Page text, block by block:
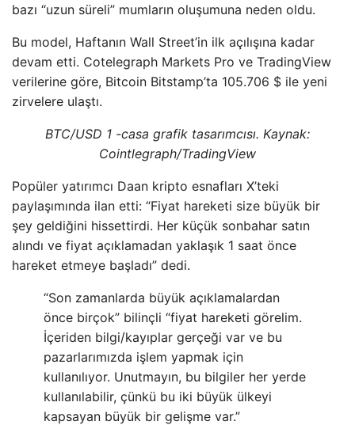
bazı “uzun süreli” mumların oluşumuna neden oldu.
Bu model, Haftanın Wall Street’in ilk açılışına kadar
devam etti. Cotelegraph Markets Pro ve TradingView
verilerine göre, Bitcoin Bitstamp’ta 105.706 $ ile yeni
zirvelere ulaştı.
BTC/USD 1 -casa grafik tasarımcısı. Kaynak:
Cointlegraph/TradingView
Popüler yatırımcı Daan kripto esnafları X’teki
paylaşımında ilan etti: “Fiyat hareketi size büyük bir
şey geldiğini hissettirdi. Her küçük sonbahar satın
alındı ​​ve fiyat açıklamadan yaklaşık 1 saat önce
hareket etmeye başladı” dedi.
“Son zamanlarda büyük açıklamalardan
önce birçok” bilinçli “fiyat hareketi görelim.
İçeriden bilgi/kayıplar gerçeği var ve bu
pazarlarımızda işlem yapmak için
kullanılıyor. Unutmayın, bu bilgiler her yerde
kullanılabilir, çünkü bu iki büyük ülkeyi
kapsayan büyük bir gelişme var.”